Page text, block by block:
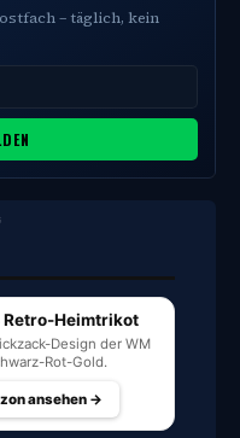
– täglich, kein
Retro-Heimtrikot
Design der WM
Rot-Gold.
ansehen →